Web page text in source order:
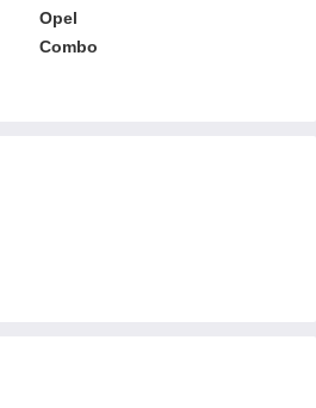
Opel
Combo